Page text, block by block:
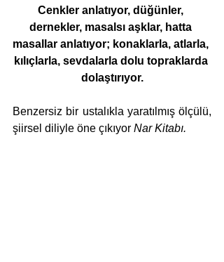
Cenkler anlatıyor, düğünler,
dernekler, masalsı aşklar, hatta
masallar anlatıyor; konaklarla, atlarla,
kılıçlarla, sevdalarla dolu topraklarda
dolaştırıyor.
Benzersiz bir ustalıkla yaratılmış ölçülü,
şiirsel diliyle öne çıkıyor Nar Kitabı.